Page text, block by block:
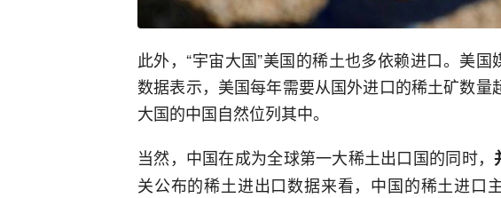
此外，“宇宙大国”美国的稀土也多依赖进口。美
数据表示，美国每年需要从国外进口的稀土矿数
大国的中国自然位列其中。
当然，中国在成为全球第一大稀土出口国的同时，
关公布的稀土进出口数据来看，中国的稀土进口